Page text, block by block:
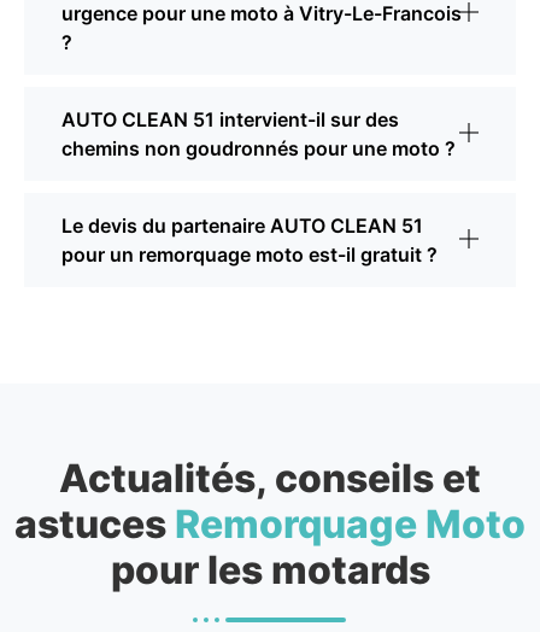
urgence pour une moto à Vitry-Le-Francois
?
AUTO CLEAN 51 intervient-il sur des
chemins non goudronnés pour une moto ?
Le devis du partenaire AUTO CLEAN 51
pour un remorquage moto est-il gratuit ?
Actualités, conseils et
astuces Remorquage Moto
pour les motards